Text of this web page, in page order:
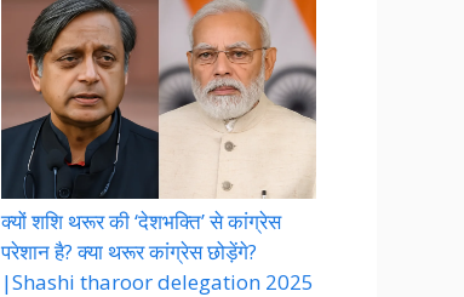
क्यों शशि थरूर की ‘देशभक्ति’ से कांग्रेस
परेशान है? क्या थरूर कांग्रेस छोड़ेंगे?
|Shashi tharoor delegation 2025